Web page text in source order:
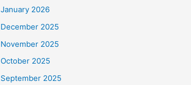
January 2026
December 2025
November 2025
October 2025
September 2025